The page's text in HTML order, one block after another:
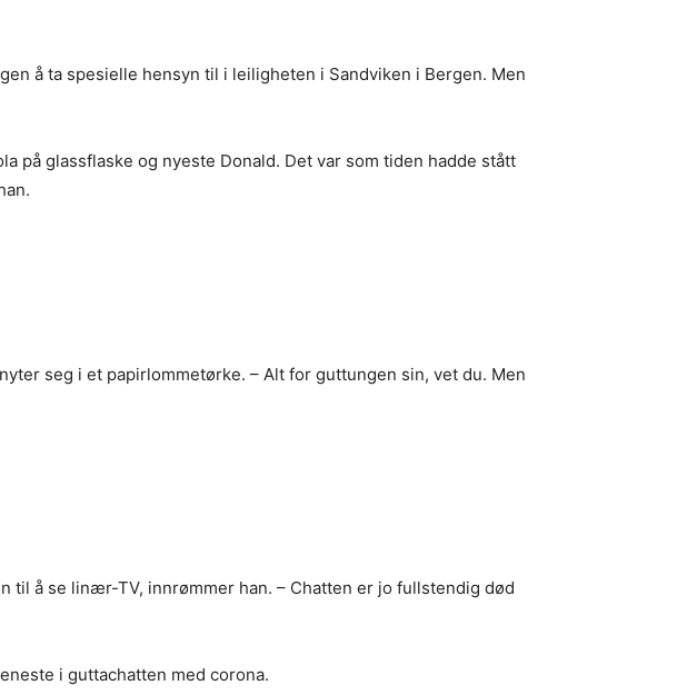
å ta spesielle hensyn til i leiligheten i Sandviken i Bergen. Men
på glassflaske og nyeste Donald. Det var som tiden hadde stått
seg i et papirlommetørke. – Alt for guttungen sin, vet du. Men
til å se linær-TV, innrømmer han. – Chatten er jo fullstendig død
i guttachatten med corona.